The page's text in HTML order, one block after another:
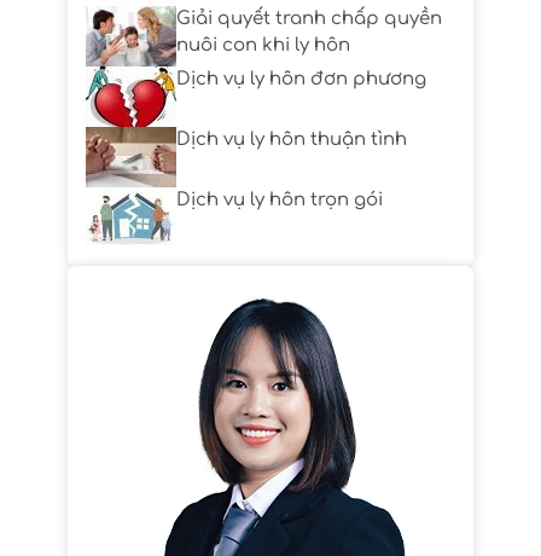
Giải quyết tranh chấp quyền
nuôi con khi ly hôn
Dịch vụ ly hôn đơn phương
Dịch vụ ly hôn thuận tình
Dịch vụ ly hôn trọn gói